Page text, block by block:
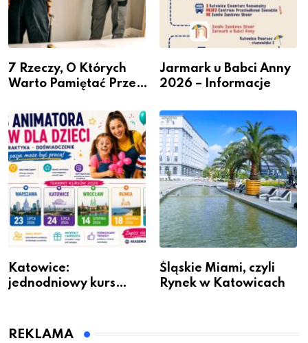
7 Rzeczy, O Których
Warto Pamiętać Przed
Jarmark u Babci Anny
2026 – Informacje
Katowice:
jednodniowy kurs
dzieci
Śląskie Miami, czyli
Rynek w Katowicach
REKLAMA